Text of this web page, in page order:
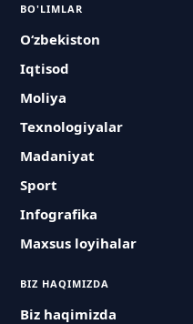
BO'LIMLAR
O‘zbekiston
Iqtisod
Moliya
Texnologiyalar
Madaniyat
Sport
Infografika
Maxsus loyihalar
BIZ HAQIMIZDA
Biz haqimizda